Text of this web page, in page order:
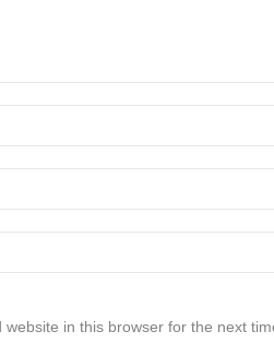
website in this browser for the next